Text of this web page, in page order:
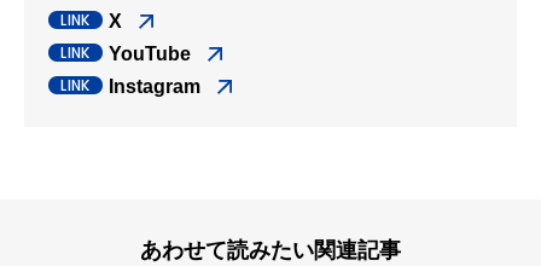
X
YouTube
Instagram
あわせて読みたい関連記事